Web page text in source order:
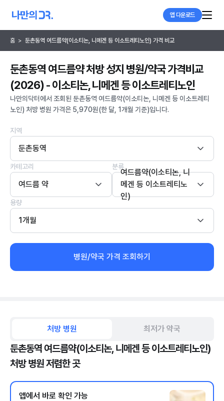
앱 다운로드
홈 > 둔촌동역 여드름약(이소티논, 니메겐 등 이소트레티노인) 가격 비교
둔촌동역 여드름약 처방 성지 병원/약국 가격비교
(2026) - 이소티논, 니메겐 등 이소트레티노인
나만의닥터에서 조회된 둔촌동역 여드름약(이소티논, 니메겐 등 이소트레티
노인) 처방 병원 가격은 5,970원(한 달, 1개월 기준)입니다.
지역
둔촌동역
카테고리
여드름 약
분류
여드름약(이소티논, 니
메겐 등 이소트레티노
인)
용량
1개월
병원/약국 가격 조회하기
처방 병원 최저가 약국
둔촌동역 여드름약(이소티논, 니메겐 등 이소트레티노인)
처방 병원 저렴한 곳
앱에서 바로 확인 가능